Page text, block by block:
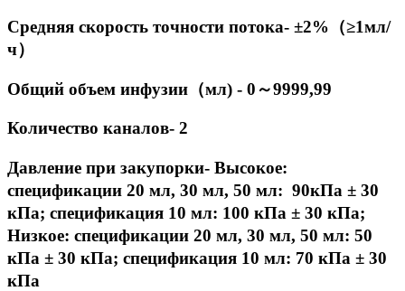
Средняя скорость точности потока- ±2% （≥1мл/
ч）
Общий объем инфузии （мл) - 0 ～9999,99
Количество каналов- 2
Давление при закупорки- Высокое:
спецификации 20 мл, 30 мл, 50 мл: 90кПа ± 30
кПа; спецификация 10 мл: 100 кПа ± 30 кПа;
Низкое: спецификации 20 мл, 30 мл, 50 мл: 50
кПа ± 30 кПа; спецификация 10 мл: 70 кПа ± 30
кПа